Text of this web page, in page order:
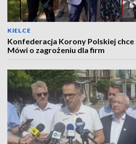
KIELCE
Konfederacja Korony Polskiej chce
Mówi o zagrożeniu dla firm